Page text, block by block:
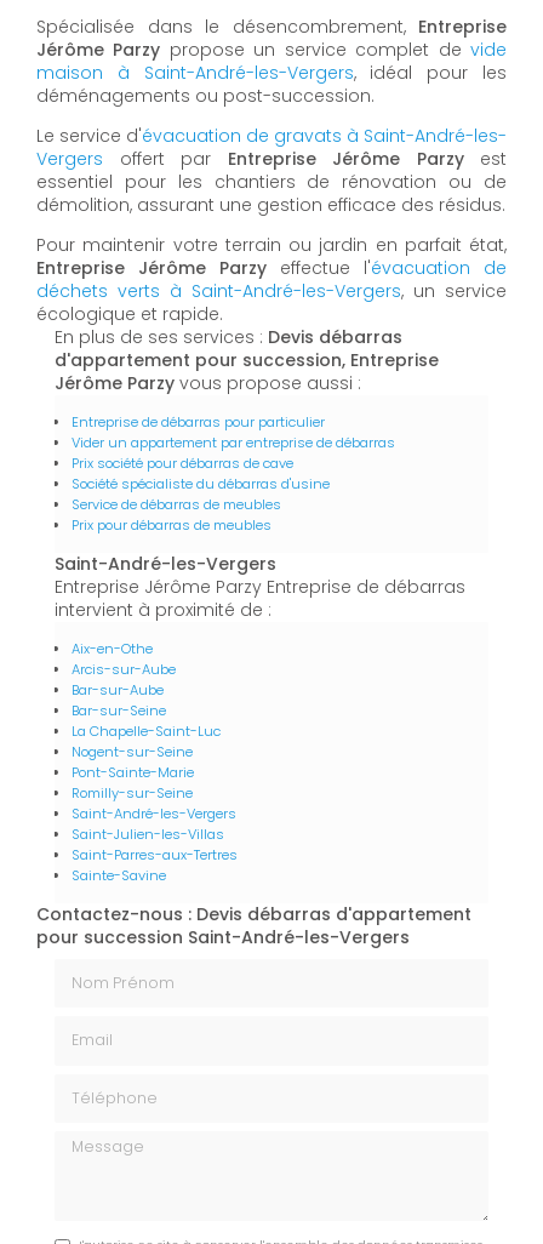
Spécialisée dans le désencombrement, Entreprise
Jérôme Parzy propose un service complet devide
maison à Saint-André-les-Vergers, idéal pour les
déménagements ou post-succession.
Le service d'évacuation de gravats à Saint-André-les-
Vergers offert par Entreprise Jérôme Parzyest
essentiel pour les chantiers de rénovation ou de
démolition, assurant une gestion efficace des résidus.
Pour maintenir votre terrain ou jardin en parfait état,
Entreprise Jérôme Parzy effectue l'évacuation de
déchets verts à Saint-André-les-Vergers, un service
écologique et rapide.
En plus de ses services : Devis débarras
d'appartement pour succession, Entreprise
Jérôme Parzy vous propose aussi :
Entreprise de débarras pour particulier
Vider un appartement par entreprise de débarras
Prix société pour débarras de cave
Société spécialiste du débarras d'usine
Service de débarras de meubles
Prix pour débarras de meubles
Saint-André-les-Vergers
Entreprise Jérôme Parzy Entreprise de débarras
intervient à proximité de :
Aix-en-Othe
Arcis-sur-Aube
Bar-sur-Aube
Bar-sur-Seine
La Chapelle-Saint-Luc
Nogent-sur-Seine
Pont-Sainte-Marie
Romilly-sur-Seine
Saint-André-les-Vergers
Saint-Julien-les-Villas
Saint-Parres-aux-Tertres
Sainte-Savine
Contactez-nous : Devis débarras d'appartement
pour succession Saint-André-les-Vergers
Message